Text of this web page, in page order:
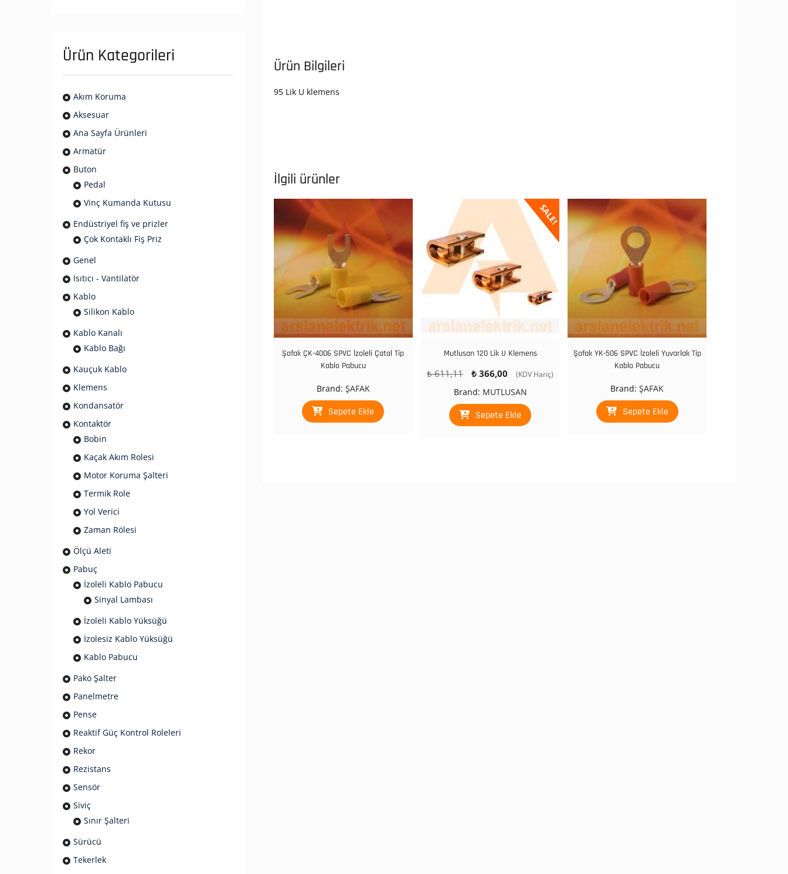
Ürün Bilgileri
95 Lik U klemens
İlgili ürünler
Şafak ÇK-4006 SPVC İzoleli Çatal Tip
Kablo Pabucu
Brand: ŞAFAK
Sepete Ekle
SALE!
Mutlusan 120 Lik U Klemens
₺611,11
Orijinal
₺ 611,11.
₺ 366,00
Şu
fiyat:
₺ 366,00.
(KDV Hariç)
Brand: MUTLUSAN
Sepete Ekle
Şafak YK-506 SPVC İzoleli Yuvarlak Tip
Kablo Pabucu
Brand:ŞAFAK
Sepete Ekle
Ürün Kategorileri
Akım Koruma
Aksesuar
Ana Sayfa Ürünleri
Armatür
Buton
Pedal
Vinç Kumanda Kutusu
Endüstriyel fiş ve prizler
Çok Kontaklı Fiş Priz
Genel
Isıtıcı - Vantilatör
Kablo
Silikon Kablo
Kablo Kanalı
Kablo Bağı
Kauçuk Kablo
Klemens
Kondansatör
Kontaktör
Bobin
Kaçak Akım Rolesi
Motor Koruma Şalteri
Termik Role
Yol Verici
Zaman Rölesi
Ölçü Aleti
Pabuç
İzoleli Kablo Pabucu
Sinyal Lambası
İzoleli Kablo Yüksüğü
İzolesiz Kablo Yüksüğü
Kablo Pabucu
Pako Şalter
Panelmetre
Pense
Reaktif Güç Kontrol Roleleri
Rekor
Rezistans
Sensör
Siviç
Sınır Şalteri
Sürücü
Tekerlek